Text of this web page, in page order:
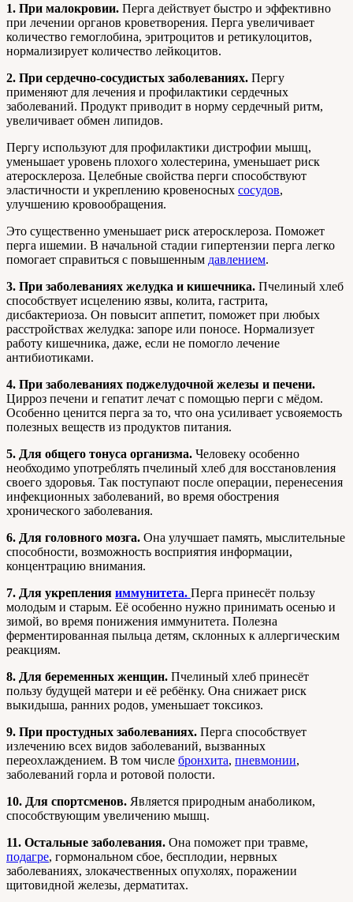
1. При малокровии. Перга действует быстро и эффективно
при лечении органов кроветворения. Перга увеличивает
количество гемоглобина, эритроцитов и ретикулоцитов,
нормализирует количество лейкоцитов.
2. При сердечно-сосудистых заболеваниях. Пергу
применяют для лечения и профилактики сердечных
заболеваний. Продукт приводит в норму сердечный ритм,
увеличивает обмен липидов.
Пергу используют для профилактики дистрофии мышц,
уменьшает уровень плохого холестерина, уменьшает риск
атеросклероза. Целебные свойства перги способствуют
эластичности и укреплению кровеносных сосудов,
улучшению кровообращения.
Это существенно уменьшает риск атеросклероза. Поможет
перга ишемии. В начальной стадии гипертензии перга легко
помогает справиться с повышенным давлением.
3. При заболеваниях желудка и кишечника. Пчелиный хлеб
способствует исцелению язвы, колита, гастрита,
дисбактериоза. Он повысит аппетит, поможет при любых
расстройствах желудка: запоре или поносе. Нормализует
работу кишечника, даже, если не помогло лечение
антибиотиками.
4. При заболеваниях поджелудочной железы и печени.
Цирроз печени и гепатит лечат с помощью перги с мёдом.
Особенно ценится перга за то, что она усиливает усвояемость
полезных веществ из продуктов питания.
5. Для общего тонуса организма. Человеку особенно
необходимо употреблять пчелиный хлеб для восстановления
своего здоровья. Так поступают после операции, перенесения
инфекционных заболеваний, во время обострения
хронического заболевания.
6. Для головного мозга. Она улучшает память, мыслительные
способности, возможность восприятия информации,
концентрацию внимания.
7. Для укрепления иммунитета. Перга принесёт пользу
молодым и старым. Её особенно нужно принимать осенью и
зимой, во время понижения иммунитета. Полезна
ферментированная пыльца детям, склонных к аллергическим
реакциям.
8. Для беременных женщин. Пчелиный хлеб принесёт
пользу будущей матери и её ребёнку. Она снижает риск
выкидыша, ранних родов, уменьшает токсикоз.
9. При простудных заболеваниях. Перга способствует
излечению всех видов заболеваний, вызванных
переохлаждением. В том числе бронхита, пневмонии,
заболеваний горла и ротовой полости.
10. Для спортсменов. Является природным анаболиком,
способствующим увеличению мышц.
11. Остальные заболевания. Она поможет при травме,
подагре, гормональном сбое, бесплодии, нервных
заболеваниях, злокачественных опухолях, поражении
щитовидной железы, дерматитах.